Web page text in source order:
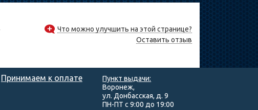
Что можно улучшить на этой странице?
Оставить отзыв
Принимаем к оплате
Пункт выдачи:
Воронеж,
ул. Донбасская, д. 9
ПН-ПТ с 9:00 до 19:00